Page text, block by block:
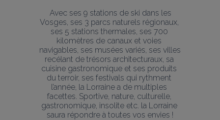
Vosges, ses 3 parcs naturels régionaux,
ses 5 stations thermales, ses 700
kilomètres de canaux et voies
navigables, ses musées variés, ses villes
recélant de trésors architecturaux, sa
cuisine gastronomique et ses produits
du terroir, ses festivals qui rythment
l’année, la Lorraine a de multiples
facettes. Sportive, nature, culturelle,
gastronomique, insolite etc. la Lorraine
saura répondre à toutes vos envies !